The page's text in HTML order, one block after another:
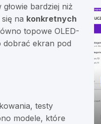
bardziej niż
na konkretnych
topowe OLED-
dobrać ekran pod
testy
modele, które